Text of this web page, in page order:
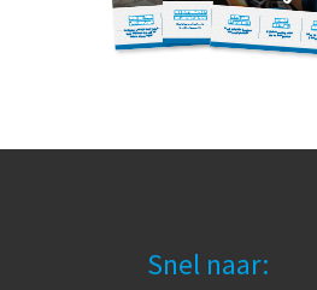
Snel naar: